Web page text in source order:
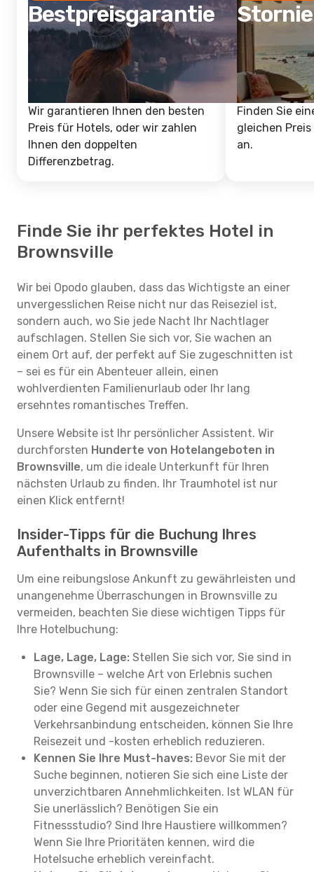
Bestpreisgarantie
Wir garantieren Ihnen den besten
Preis für Hotels, oder wir zahlen
Ihnen den doppelten
Differenzbetrag.
Finden Sie
gleichen
an.
Finde Sie ihr perfektes Hotel in
Brownsville
Wir bei Opodo glauben, dass das Wichtigste an einer
unvergesslichen Reise nicht nur das Reiseziel ist,
sondern auch, wo Sie jede Nacht Ihr Nachtlager
aufschlagen. Stellen Sie sich vor, Sie wachen an
einem Ort auf, der perfekt auf Sie zugeschnitten ist
– sei es für ein Abenteuer allein, einen
wohlverdienten Familienurlaub oder Ihr lang
ersehntes romantisches Treffen.
Unsere Website ist Ihr persönlicher Assistent. Wir
durchforsten Hunderte von Hotelangeboten in
Brownsville, um die ideale Unterkunft für Ihren
nächsten Urlaub zu finden. Ihr Traumhotel ist nur
einen Klick entfernt!
Insider-Tipps für die Buchung Ihres
Aufenthalts in Brownsville
Um eine reibungslose Ankunft zu gewährleisten und
unangenehme Überraschungen in Brownsville zu
vermeiden, beachten Sie diese wichtigen Tipps für
Ihre Hotelbuchung:
Lage, Lage, Lage: Stellen Sie sich vor, Sie sind in
Brownsville – welche Art von Erlebnis suchen
Sie? Wenn Sie sich für einen zentralen Standort
oder eine Gegend mit ausgezeichneter
Verkehrsanbindung entscheiden, können Sie Ihre
Reisezeit und -kosten erheblich reduzieren.
Kennen Sie Ihre Must-haves: Bevor Sie mit der
Suche beginnen, notieren Sie sich eine Liste der
unverzichtbaren Annehmlichkeiten. Ist WLAN für
Sie unerlässlich? Benötigen Sie ein
Fitnessstudio? Sind Ihre Haustiere willkommen?
Wenn Sie Ihre Prioritäten kennen, wird die
Hotelsuche erheblich vereinfacht.